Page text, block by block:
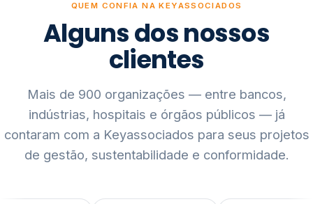
QUEM CONFIA NA KEYASSOCIADOS
Alguns dos nossos
clientes
Mais de 900 organizações — entre bancos,
indústrias, hospitais e órgãos públicos — já
contaram com a Keyassociados para seus projetos
de gestão, sustentabilidade e conformidade.